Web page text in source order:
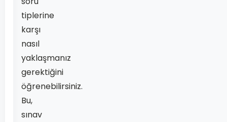
tiplerine
karşı
nasıl
yaklaşmanız
gerektiğini
öğrenebilirsiniz.
Bu,
sınav